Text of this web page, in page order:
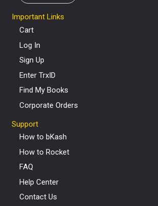
Important Links
Cart
Log In
Sign Up
Enter TrxID
Find My Books
Corporate Orders
Support
How to bKash
How to Rocket
FAQ
Help Center
Contact Us